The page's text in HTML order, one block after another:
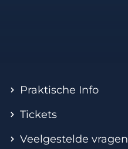
Praktische Info
Tickets
Veelgestelde vragen